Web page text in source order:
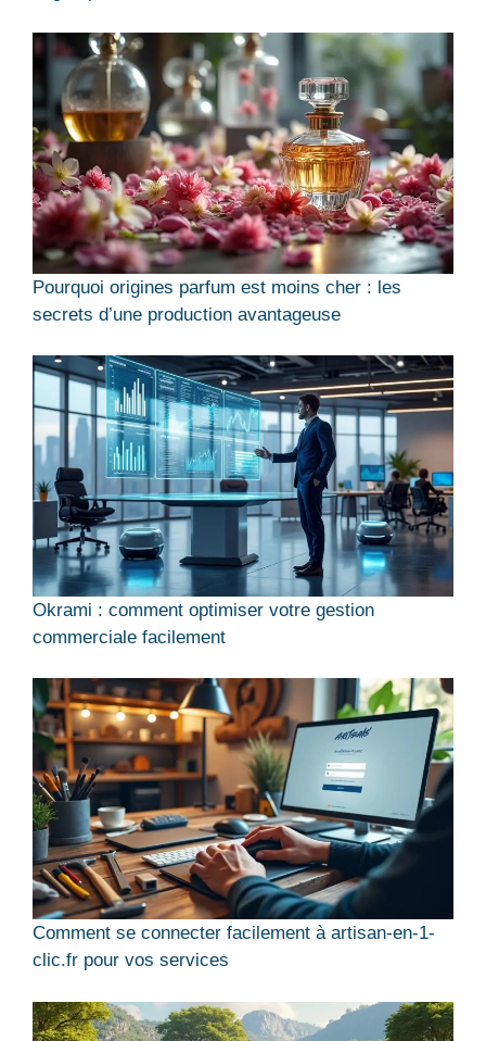
Pourquoi origines parfum est moins cher : les
secrets d’une production avantageuse
Okrami : comment optimiser votre gestion
commerciale facilement
Comment se connecter facilement à artisan-en-1-
clic.fr pour vos services